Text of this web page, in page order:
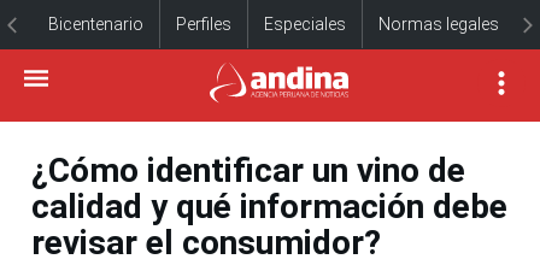
Bicentenario Perfiles Especiales Normas legales
¿Cómo identificar un vino de
calidad y qué información debe
revisar el consumidor?